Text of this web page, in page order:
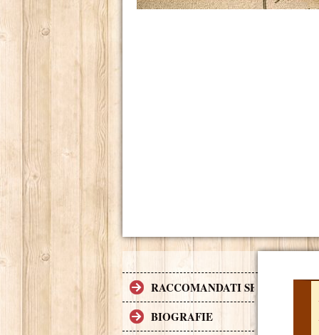
RACCOMANDATI SE TI
BIOGRAFIE